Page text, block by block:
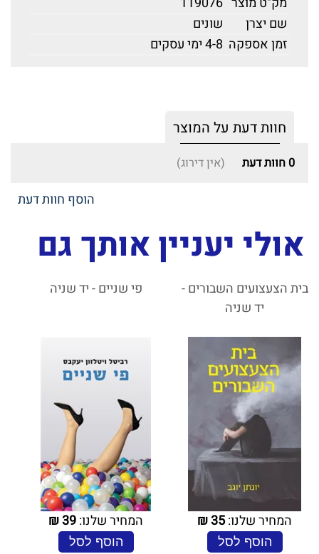
שם יצרן
שונים
זמן אספקה 4-8 ימי עסקים
חוות דעת על המוצר
0 חוות דעת (אין דירוג)
הוסף חוות דעת
אולי יעניין אותך גם
בית הצעצועים השבורים -
יד שניה
המחיר שלנו:35
₪
הוסף לסל
פי שניים - יד שניה
המחיר שלנו:39
₪
הוסף לסל